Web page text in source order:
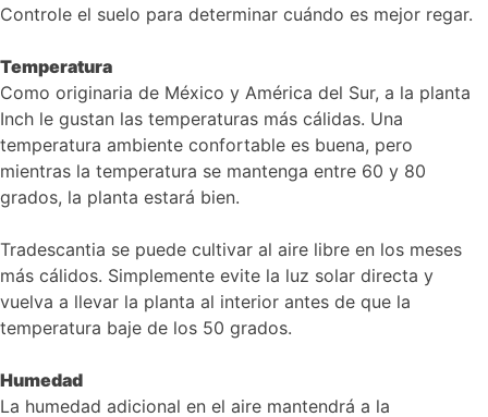
Controle el suelo para determinar cuándo es mejor regar.
Temperatura
Como originaria de México y América del Sur, a la planta
Inch le gustan las temperaturas más cálidas. Una
temperatura ambiente confortable es buena, pero
mientras la temperatura se mantenga entre 60 y 80
grados, la planta estará bien.
Tradescantia se puede cultivar al aire libre en los meses
más cálidos. Simplemente evite la luz solar directa y
vuelva a llevar la planta al interior antes de que la
temperatura baje de los 50 grados.
Humedad
La humedad adicional en el aire mantendrá a la